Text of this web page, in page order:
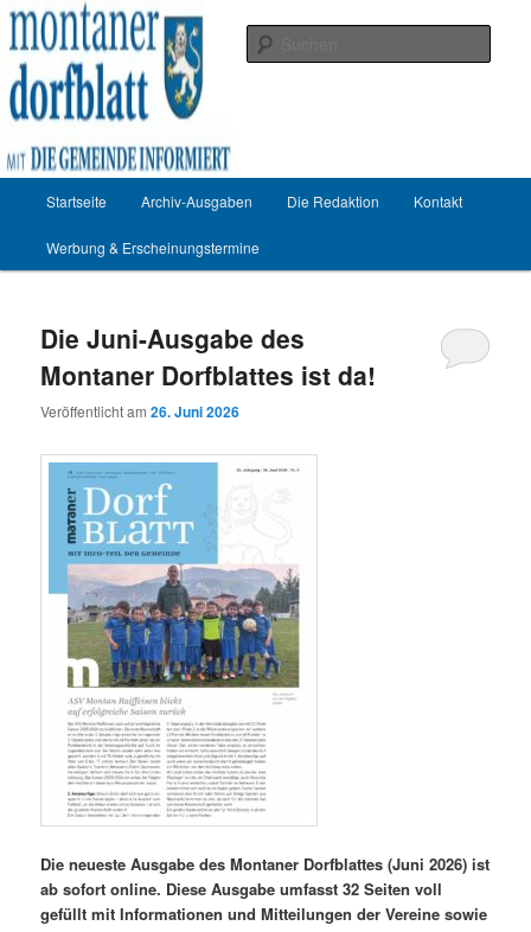
Zum
primären
Inhalt
springen
Zum
sekundären
Inhalt
springen
Die Dorfzeitung für Montan
Startseite Archiv-Ausgaben Die Redaktion Kontakt
Werbung & Erscheinungstermine
Die Juni-Ausgabe des
Montaner Dorfblattes ist da!
Veröffentlicht am26. Juni 2026
Die neueste Ausgabe des Montaner Dorfblattes (Juni 2026) ist
ab sofort online. Diese Ausgabe umfasst 32 Seiten voll
gefüllt mit Informationen und Mitteilungen der Vereine sowie